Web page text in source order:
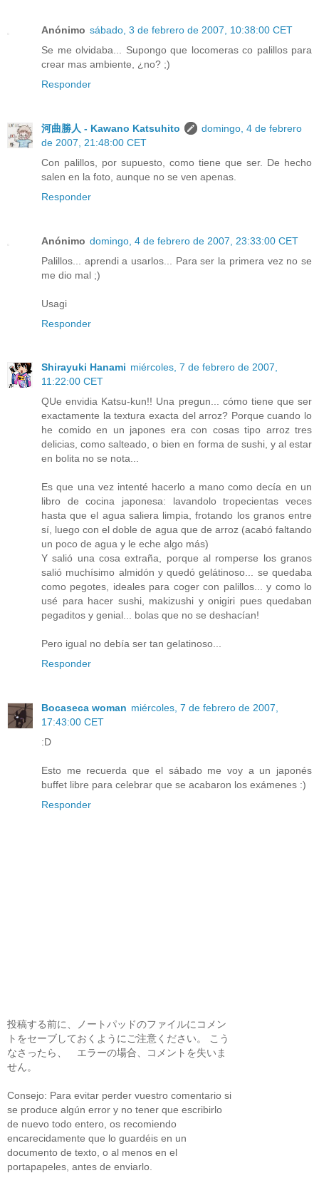
Anónimo sábado, 3 de febrero de 2007, 10:38:00 CET
Se me olvidaba... Supongo que locomeras co palillos para
crear mas ambiente, ¿no? ;)
Responder
河曲勝人 - Kawano Katsuhito
domingo, 4 de febrero
de 2007, 21:48:00 CET
Con palillos, por supuesto, como tiene que ser. De hecho
salen en la foto, aunque no se ven apenas.
Responder
Anónimo domingo, 4 de febrero de 2007, 23:33:00 CET
Palillos... aprendi a usarlos... Para ser la primera vez no se
me dio mal ;)
Usagi
Responder
Shirayuki Hanami miércoles, 7 de febrero de 2007,
11:22:00 CET
QUe envidia Katsu-kun!! Una pregun... cómo tiene que ser
exactamente la textura exacta del arroz? Porque cuando lo
he comido en un japones era con cosas tipo arroz tres
delicias, como salteado, o bien en forma de sushi, y al estar
en bolita no se nota...
Es que una vez intenté hacerlo a mano como decía en un
libro de cocina japonesa: lavandolo tropecientas veces
hasta que el agua saliera limpia, frotando los granos entre
sí, luego con el doble de agua que de arroz (acabó faltando
un poco de agua y le eche algo más)
Y salió una cosa extraña, porque al romperse los granos
salió muchísimo almidón y quedó gelátinoso... se quedaba
como pegotes, ideales para coger con palillos... y como lo
usé para hacer sushi, makizushi y onigiri pues quedaban
pegaditos y genial... bolas que no se deshacían!
Pero igual no debía ser tan gelatinoso...
Responder
Bocaseca woman miércoles, 7 de febrero de 2007,
17:43:00 CET
:D
Esto me recuerda que el sábado me voy a un japonés
buffet libre para celebrar que se acabaron los exámenes :)
Responder
投稿する前に、ノートパッドのファイルにコメン
トをセーブしておくようにご注意ください。 こう
なさったら、 エラーの場合、コメントを失いま
せん。
Consejo: Para evitar perder vuestro comentario si
se produce algún error y no tener que escribirlo
de nuevo todo entero, os recomiendo
encarecidamente que lo guardéis en un
documento de texto, o al menos en el
portapapeles, antes de enviarlo.